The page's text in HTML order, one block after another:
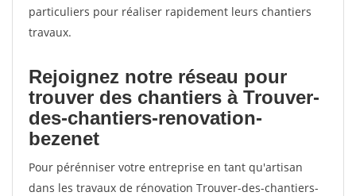
particuliers pour réaliser rapidement leurs chantiers
travaux.
Rejoignez notre réseau pour
trouver des chantiers à Trouver-
des-chantiers-renovation-
bezenet
Pour pérénniser votre entreprise en tant qu'artisan
dans les travaux de rénovation Trouver-des-chantiers-